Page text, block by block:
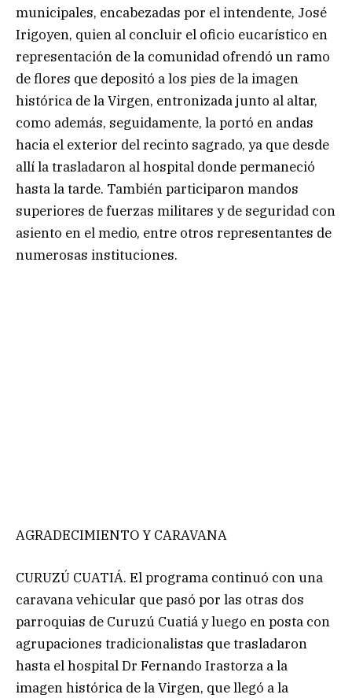
municipales, encabezadas por el intendente, José
Irigoyen, quien al concluir el oficio eucarístico en
representación de la comunidad ofrendó un ramo
de flores que depositó a los pies de la imagen
histórica de la Virgen, entronizada junto al altar,
como además, seguidamente, la portó en andas
hacia el exterior del recinto sagrado, ya que desde
allí la trasladaron al hospital donde permaneció
hasta la tarde. También participaron mandos
superiores de fuerzas militares y de seguridad con
asiento en el medio, entre otros representantes de
numerosas instituciones.
AGRADECIMIENTO Y CARAVANA
CURUZÚ CUATIÁ. El programa continuó con una
caravana vehicular que pasó por las otras dos
parroquias de Curuzú Cuatiá y luego en posta con
agrupaciones tradicionalistas que trasladaron
hasta el hospital Dr Fernando Irastorza a la
imagen histórica de la Virgen, que llegó a la